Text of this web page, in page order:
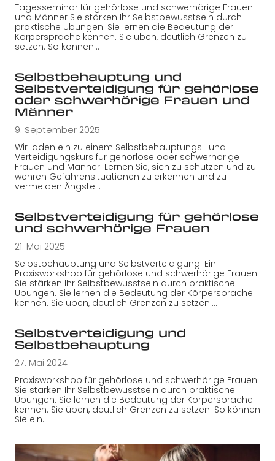
Tagesseminar für gehörlose und schwerhörige Frauen
und Männer Sie stärken Ihr Selbstbewusstsein durch
praktische Übungen. Sie lernen die Bedeutung der
Körpersprache kennen. Sie üben, deutlich Grenzen zu
setzen. So können…
Selbstbehauptung und
Selbstverteidigung für gehörlose
oder schwerhörige Frauen und
Männer
9. September 2025
Wir laden ein zu einem Selbstbehauptungs- und
Verteidigungskurs für gehörlose oder schwerhörige
Frauen und Männer. Lernen Sie, sich zu schützen und zu
wehren Gefahrensituationen zu erkennen und zu
vermeiden Ängste…
Selbstverteidigung für gehörlose
und schwerhörige Frauen
21. Mai 2025
Selbstbehauptung und Selbstverteidigung. Ein
Praxisworkshop für gehörlose und schwerhörige Frauen.
Sie stärken Ihr Selbstbewusstsein durch praktische
Übungen. Sie lernen die Bedeutung der Körpersprache
kennen. Sie üben, deutlich Grenzen zu setzen.…
Selbstverteidigung und
Selbstbehauptung
27. Mai 2024
Praxisworkshop für gehörlose und schwerhörige Frauen
Sie stärken Ihr Selbstbewusstsein durch praktische
Übungen. Sie lernen die Bedeutung der Körpersprache
kennen. Sie üben, deutlich Grenzen zu setzen. So können
Sie ein…